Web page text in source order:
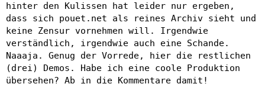
hinter den Kulissen hat leider nur ergeben,
dass sich pouet.net als reines Archiv sieht und
keine Zensur vornehmen will. Irgendwie
verständlich, irgendwie auch eine Schande.
Naaaja. Genug der Vorrede, hier die restlichen
(drei) Demos. Habe ich eine coole Produktion
übersehen? Ab in die Kommentare damit!